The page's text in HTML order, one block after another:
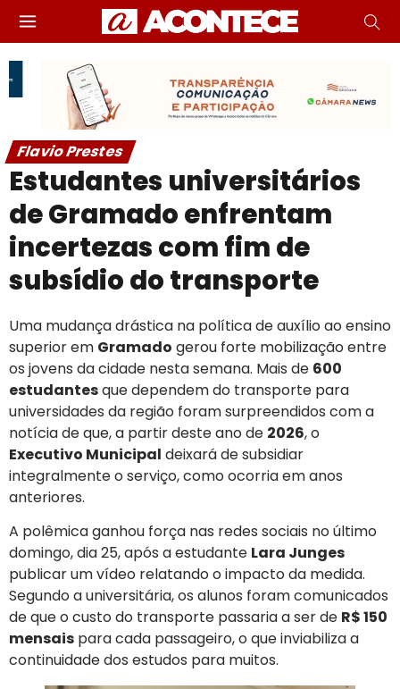
Flavio Prestes
Estudantes universitários
de Gramado enfrentam
incertezas com fim de
subsídio do transporte
Uma mudança drástica na política de auxílio ao ensino
superior em Gramado gerou forte mobilização entre
os jovens da cidade nesta semana. Mais de 600
estudantesque dependem do transporte para
universidades da região foram surpreendidos com a
notícia de que, a partir deste ano de 2026, o
Executivo Municipal deixará de subsidiar
integralmente o serviço, como ocorria em anos
anteriores.
A polêmica ganhou força nas redes sociais no último
domingo, dia 25, após a estudante Lara Junges
publicar um vídeo relatando o impacto da medida.
Segundo a universitária, os alunos foram comunicados
de que o custo do transporte passaria a ser de R$ 150
mensais para cada passageiro, o que inviabiliza a
continuidade dos estudos para muitos.